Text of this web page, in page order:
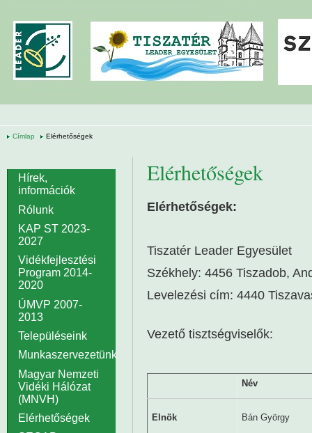
Címlap Elérhetőségek
Elérhetőségek
Elérhetőségek:
Tiszatér Leader Egyesület
Székhely: 4456 Tiszadob,
Levelezési cím: 4440
Vezető tisztségviselők:
Név
Elnök Bán György
Hírek,
információk
Rólunk
KAP ST 2023-
2027
Vidékfejlesztési
Program 2014-
2020
ÚMVP 2007-
2013
Településeink
Munkaszervezetünk
Magyar Nemzeti
Vidéki Hálózat
(MNVH)
Elérhetőségek